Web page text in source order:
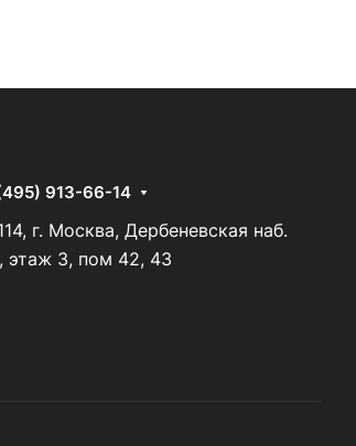
913-66-14
г. Москва, Дербеневская наб.
этаж 3, пом 42, 43